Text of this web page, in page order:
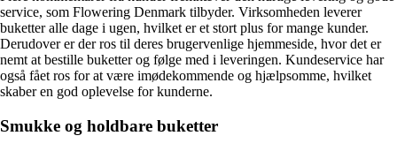
service, som Flowering Denmark tilbyder. Virksomheden leverer
buketter alle dage i ugen, hvilket er et stort plus for mange kunder.
Derudover er der ros til deres brugervenlige hjemmeside, hvor det er
nemt at bestille buketter og følge med i leveringen. Kundeservice har
også fået ros for at være imødekommende og hjælpsomme, hvilket
skaber en god oplevelse for kunderne.
Smukke og holdbare buketter